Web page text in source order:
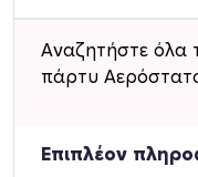
κ
Αναζητήστε όλα
πάρτυ
Επιπλέον